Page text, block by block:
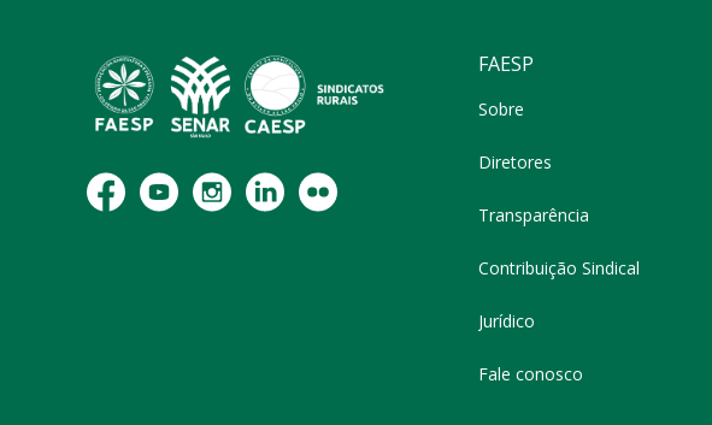
FAESP
Sobre
Diretores
Transparência
Contribuição Sindical
Jurídico
Fale conosco